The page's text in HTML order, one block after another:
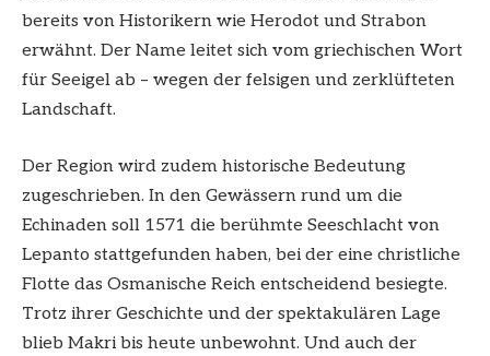
bereits von Historikern wie Herodot und Strabon
erwähnt. Der Name leitet sich vom griechischen Wort
für Seeigel ab – wegen der felsigen und zerklüfteten
Landschaft.
Der Region wird zudem historische Bedeutung
zugeschrieben. In den Gewässern rund um die
Echinaden soll 1571 die berühmte Seeschlacht von
Lepanto stattgefunden haben, bei der eine christliche
Flotte das Osmanische Reich entscheidend besiegte.
Trotz ihrer Geschichte und der spektakulären Lage
blieb Makri bis heute unbewohnt. Und auch der